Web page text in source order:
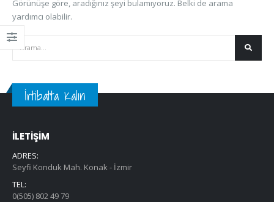
Görünüşe göre, aradığınız şeyi bulamıyoruz. Belki de arama
yardımcı olabilir.
İrtibatta Kalın
İLETİŞİM
ADRES:
Seyfi Konduk Mah. Konak - İzmir
TEL:
0(505) 802 49 79